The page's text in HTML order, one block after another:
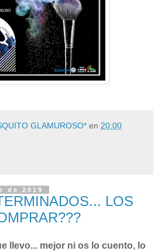
GLAMUROSO* en 20:00
de 2019
LOS
llevo... mejor ni os lo cuento, lo